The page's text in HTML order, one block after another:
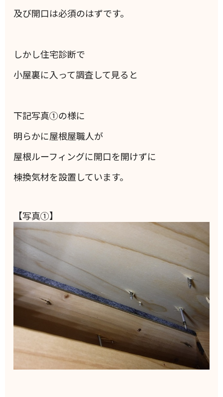
及び開口は必須のはずです。
しかし住宅診断で
小屋裏に入って調査して見ると
下記写真①の様に
明らかに屋根屋職人が
屋根ルーフィングに開口を開けずに
棟換気材を設置しています。
【写真①】